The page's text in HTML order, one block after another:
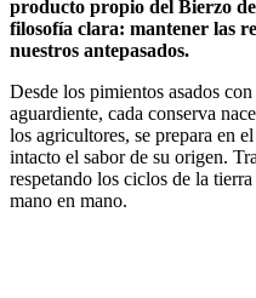
producto propio del Bierzo
filosofía clara: mantener las
nuestros antepasados.
Desde los pimientos asados
aguardiente, cada conserva
los agricultores, se prepara en
intacto el sabor de su origen.
respetando los ciclos de la
mano en mano.